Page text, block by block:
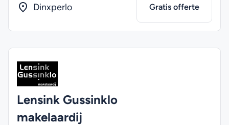
Dinxperlo Gratis offerte
Lensink Gussinklo
makelaardij